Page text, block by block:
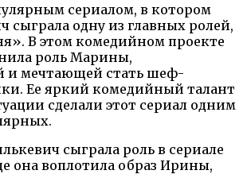
сериалом, в котором
сыграла одну из главных ролей,
В этом комедийном проекте
роль Марины,
и мечтающей стать шеф-
Ее яркий комедийный талант
сделали этот сериал одним
сыграла роль в сериале
она воплотила образ Ирины,